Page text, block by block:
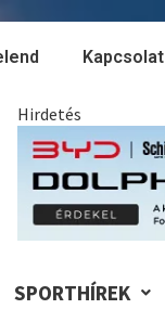
Kapcsolat
Hirdetés
SPORTHÍREK